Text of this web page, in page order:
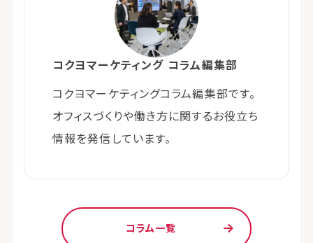
コクヨマーケティング コラム編集部
コクヨマーケティングコラム編集部です。
オフィスづくりや働き方に関するお役立ち
情報を発信しています。
コラム一覧